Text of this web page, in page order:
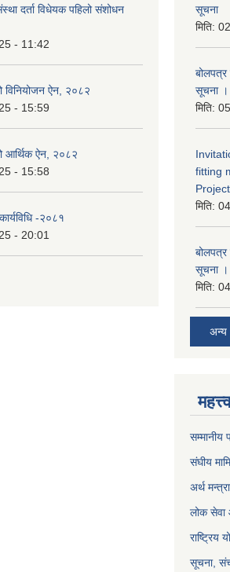
दर्ता विधेयक पहिलो संशोधन
- 11:42
विनियोजन ऐन, २०८२
- 15:59
आर्थिक ऐन, २०८२
- 15:58
-२०८१
- 20:01
सूचना
मिति:
बोलपत्र
सूचना ।
मिति:
fitting
Project
मिति:
बोलपत्र
सूचना ।
मिति:
अन्य
सम्मानीय
संघीय
अर्थ
लोक सेवा
राष्ट्रिय
सूचना,